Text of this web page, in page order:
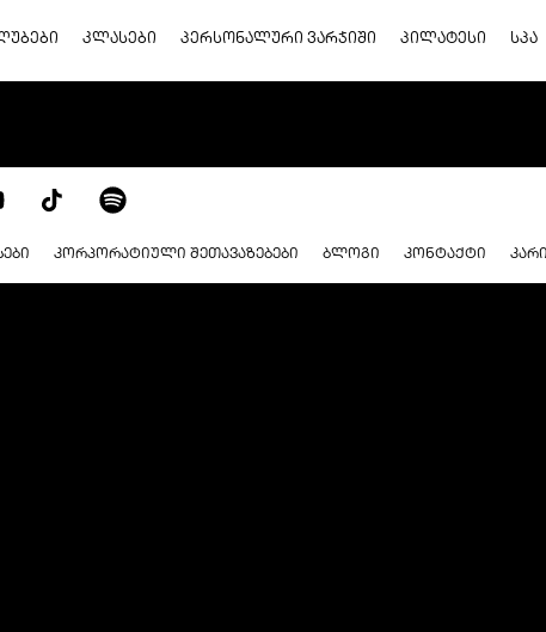
ᲙᲚᲐᲡᲔᲑᲘ ᲞᲔᲠᲡᲝᲜᲐᲚᲣᲠᲘ ᲕᲐᲠᲯᲘᲨᲘ ᲞᲘᲚᲐᲢᲔᲡᲘ ᲡᲞᲐ
ᲙᲝᲠᲞᲝᲠᲐᲢᲘᲣᲚᲘ ᲨᲔᲗᲐᲕᲐᲖᲔᲑᲔᲑᲘ ᲑᲚᲝᲒᲘ ᲙᲝᲜᲢᲐᲥᲢᲘ